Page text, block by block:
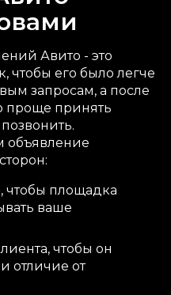
Авито - это
чтобы его было легче
запросам, а после
проще принять
объявление
чтобы площадка
ваше
чтобы он
отличие от